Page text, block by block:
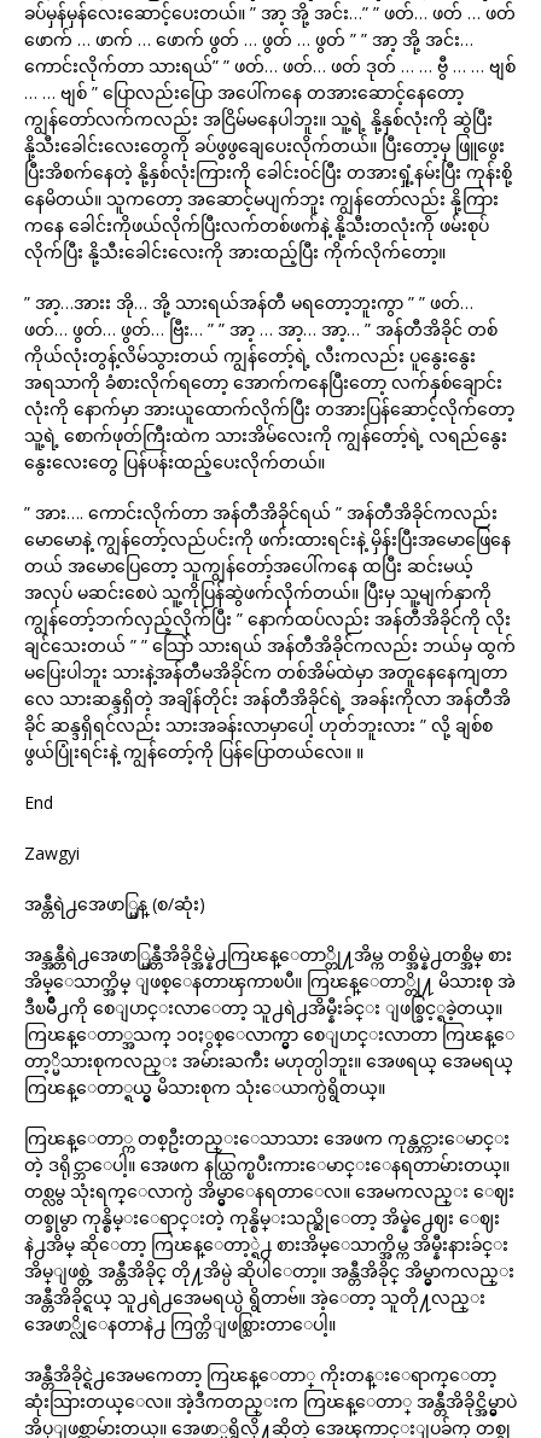
ခပ်မှန်မှန်လေးဆောင့်ပေးတယ်။ ” အာ့ အို့ အင်း…” ” ဖတ်… ဖတ် … ဖတ်
ဖောက် … ဖာက် … ဖောက် ဖွတ် … ဖွတ် … ဖွတ် ” ” အာ့ အို့ အင်း…
ကောင်းလိုက်တာ သားရယ်” ” ဖတ်… ဖတ်… ဖတ် ဒုတ် … … ဗွီ … … ဗျစ်
… … ဗျစ် ” ပြောလည်းပြော အပေါ်ကနေ တအားဆောင့်နေတော့
ကျွန်တော်လက်ကလည်း အငြိမ်မနေပါဘူး။ သူ့ရဲ့ နို့နှစ်လုံးကို ဆွဲပြီး
နို့သီးခေါင်းလေးတွေကို ခပ်ဖွဖွချေပေးလိုက်တယ်။ ပြီးတော့မှ ဖြူဖွေး
ပြီးအိစက်နေတဲ့ နို့နှစ်လုံးကြားကို ခေါင်းဝင်ပြီး တအားရှုံ့နမ်းပြီး ကုန်းစို့
နေမိတယ်။ သူကတော့ အဆောင့်မပျက်ဘူး ကျွန်တော်လည်း နို့ကြား
ကနေ ခေါင်းကိုဖယ်လိုက်ပြီးလက်တစ်ဖက်နဲ့ နို့သီးတလုံးကို ဖမ်းစုပ်
လိုက်ပြီး နို့သီးခေါင်းလေးကို အားထည့်ပြီး ကိုက်လိုက်တော့။
” အာ့…အားး အို… အို့ သားရယ်အန်တီ မရတော့ဘူးကွာ ” ” ဖတ်…
ဖတ်… ဖွတ်… ဖွတ်… ဗြီး… ” ” အာ့ … အာ့… အာ့… ” အန်တီအိခိုင် တစ်
ကိုယ်လုံးတွန့်လိမ်သွားတယ် ကျွန်တော့်ရဲ့ လီးကလည်း ပူနွေးနွေး
အရသာကို ခံစားလိုက်ရတော့ အောက်ကနေပြီးတော့ လက်နှစ်ချောင်း
လုံးကို နောက်မှာ အားယူထောက်လိုက်ပြီး တအားပြန်ဆောင့်လိုက်တော့
သူ့ရဲ့ စောက်ဖုတ်ကြီးထဲက သားအိမ်လေးကို ကျွန်တော့်ရဲ့ လရည်နွေး
နွေးလေးတွေ ပြန်ပန်းထည့်ပေးလိုက်တယ်။
” အား…. ကောင်းလိုက်တာ အန်တီအိခိုင်ရယ် ” အန်တီအိခိုင်ကလည်း
မောမောနဲ့ ကျွန်တော့်လည်ပင်းကို ဖက်းထားရင်းနဲ့ မှိန်းပြီးအမောဖြေနေ
တယ် အမောပြေတော့ သူကျွန်တော့်အပေါ်ကနေ ထပြီး ဆင်းမယ့်
အလုပ် မဆင်းစေပဲ သူ့ကိုပြန်ဆွဲဖက်လိုက်တယ်။ ပြီးမှ သူ့မျက်နှာကို
ကျွန်တော့်ဘက်လှည့်လိုက်ပြီး ” နောက်ထပ်လည်း အန်တီအိခိုင်ကို လိုး
ချင်သေးတယ် ” ” သြော် သားရယ် အန်တီအိခိုင်ကလည်း ဘယ်မှ ထွက်
မပြေးပါဘူး သားနဲ့အန်တီမအိခိုင်က တစ်အိမ်ထဲမှာ အတူနေနေကျတာ
လေ သားဆန္ဒရှိတဲ့ အချိန်တိုင်း အန်တီအိခိုင်ရဲ့ အခန်းကိုလာ အန်တီအိ
ခိုင် ဆန္ဒရှိရင်လည်း သားအခန်းလာမှာပေါ့ ဟုတ်ဘူးလား ” လို့ ချစ်စ
ဖွယ်ပြုံးရင်းနဲ့ ကျွန်တော့်ကို ပြန်ပြောတယ်လေ။ ။
End
Zawgyi
အန္တီရဲ႕အေဖာ္မြန္ (စ/ဆုံး)
အန္အန္တီရဲ႕အေဖာ္မြန္တီအိခိုင္အိမ္နဲ႕ကြၽန္ေတာ္တို႔အိမ္က တစ္အိမ္နဲ႕တစ္အိမ္ စား
အိမ္ေသာက္အိမ္ ျဖစ္ေနတာၾကာၿပီ။ ကြၽန္ေတာ္တို႔ မိသားစု အဲ
ဒီၿမိဳ႕ကို စေျပာင္းလာေတာ့ သူ႕ရဲ႕အိမ္နီးခ်င္း ျဖစ္ခြင့္ရခဲ့တယ္။
ကြၽန္ေတာ္အသက္ ၁၀ႏွစ္ေလာက္မွာ စေျပာင္းလာတာ ကြၽန္ေ
တာ့္မိသားစုကလည္း အမ်ားႀကီး မဟုတ္ပါဘူး။ အေဖရယ္ အေမရယ္
ကြၽန္ေတာ္ရယ္မွ မိသားစုက သုံးေယာက္ပဲရွိတယ္။
ကြၽန္ေတာ္က တစ္ဦးတည္းေသာသား အေဖက ကုန္တင္ကားေမာင္း
တဲ့ ဒရိုင္ဘာေပါ့။ အေဖက နယ္ထြက္ၿပီးကားေမာင္းေနရတာမ်ားတယ္။
တစ္လမွ သုံးရက္ေလာက္ပဲ အိမ္မွာေနရတာေလ။ အေမကလည္း ေဈး
တစ္ခုမွာ ကုန္စိမ္းေရာင္းတဲ့ ကုန္စိမ္းသည္ဆိုေတာ့ အိမ္နဲ႕ေဈး ေဈး
နဲ႕အိမ္ ဆိုေတာ့ ကြၽန္ေတာ့္ရဲ႕ စားအိမ္ေသာက္အိမ္က အိမ္နီးနားခ်င္း
အိမ္ျဖစ္တဲ့ အန္တီအိခိုင္ တို႔အိမ္ပဲ ဆိုပါေတာ့။ အန္တီအိခိုင္ အိမ္မွာကလည္း
အန္တီအိခိုင္ရယ္ သူ႕ရဲ႕အေမရယ္ပဲ ရွိတာဗ်။ အဲ့ေတာ့ သူတို႔လည္း
အေဖာ္လိုေနတာနဲ႕ ကြက္တိျဖစ္သြားတာေပါ့။
အန္တီအိခိုင္ရဲ႕အေမကေတာ့ ကြၽန္ေတာ္ ကိုးတန္းေရာက္ေတာ့
ဆုံးသြားတယ္ေလ။ အဲ့ဒီကတည္းက ကြၽန္ေတာ္ အန္တီအိခိုင္အိမ္မွာပဲ
အိပ္ျဖစ္တာမ်ားတယ္။ အေဖာ္မရွိလို႔ဆိုတဲ့ အေၾကာင္းျပခ်က္ တစ္ခု